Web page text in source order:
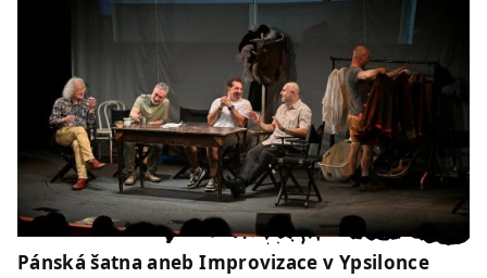
Pánská šatna aneb Improvizace v Ypsilonce